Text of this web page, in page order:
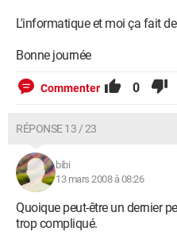
L'informatique et moi ça fait
Bonne journée
Commenter 0
RÉPONSE 13 / 23
bibi
13 mars 2008 à 08:26
Quoique peut-être un dernier
trop compliqué.